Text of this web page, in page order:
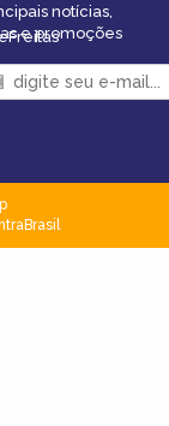
notícias,
e promoções